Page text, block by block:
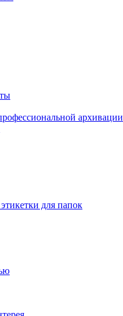
архивации
для папок